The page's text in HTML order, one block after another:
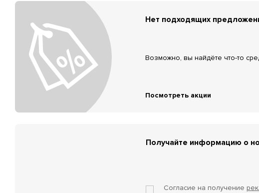
Нет подходящих
Возможно, вы найдёте что-то
Посмотреть акции
Получайте информацию о
Согласие на получение